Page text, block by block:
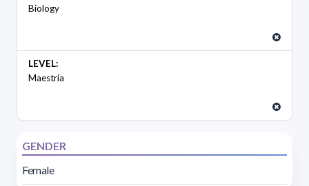
Biology
LEVEL:
Maestría
GENDER
Female